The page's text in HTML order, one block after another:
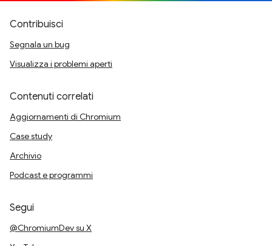
Contribuisci
Segnala un bug
Visualizza i problemi aperti
Contenuti correlati
Aggiornamenti di Chromium
Case study
Archivio
Podcast e programmi
Segui
@ChromiumDev su X